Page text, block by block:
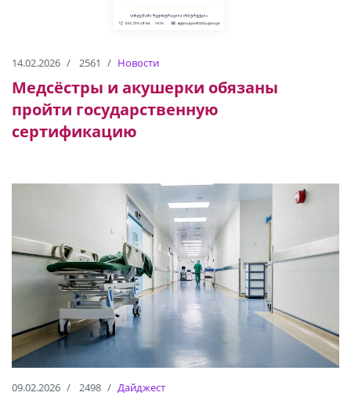
14.02.2026 2561 Новости
Медсёстры и акушерки обязаны
пройти государственную
сертификацию
09.02.2026 2498 Дайджест